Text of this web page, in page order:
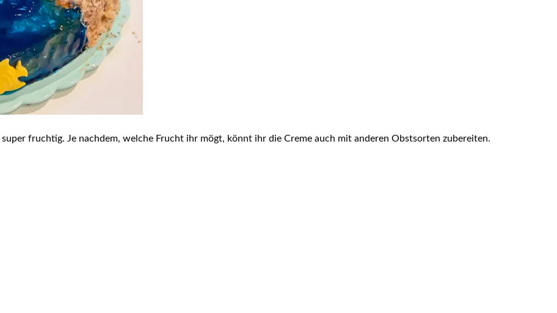
fruchtig. Je nachdem, welche Frucht ihr mögt, könnt ihr die Creme auch mit anderen Obstsorten zubereiten.